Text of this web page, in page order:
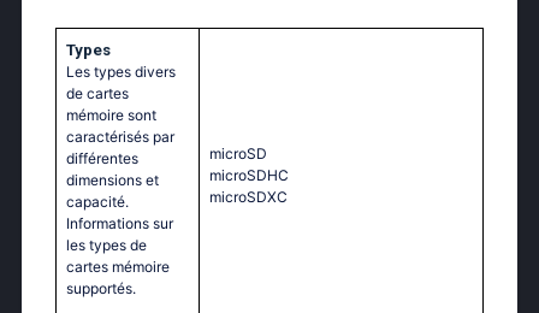
Types
Les types divers
de cartes
mémoire sont
caractérisés par
différentes
dimensions et
capacité.
Informations sur
les types de
cartes mémoire
supportés.
microSD
microSDHC
microSDXC